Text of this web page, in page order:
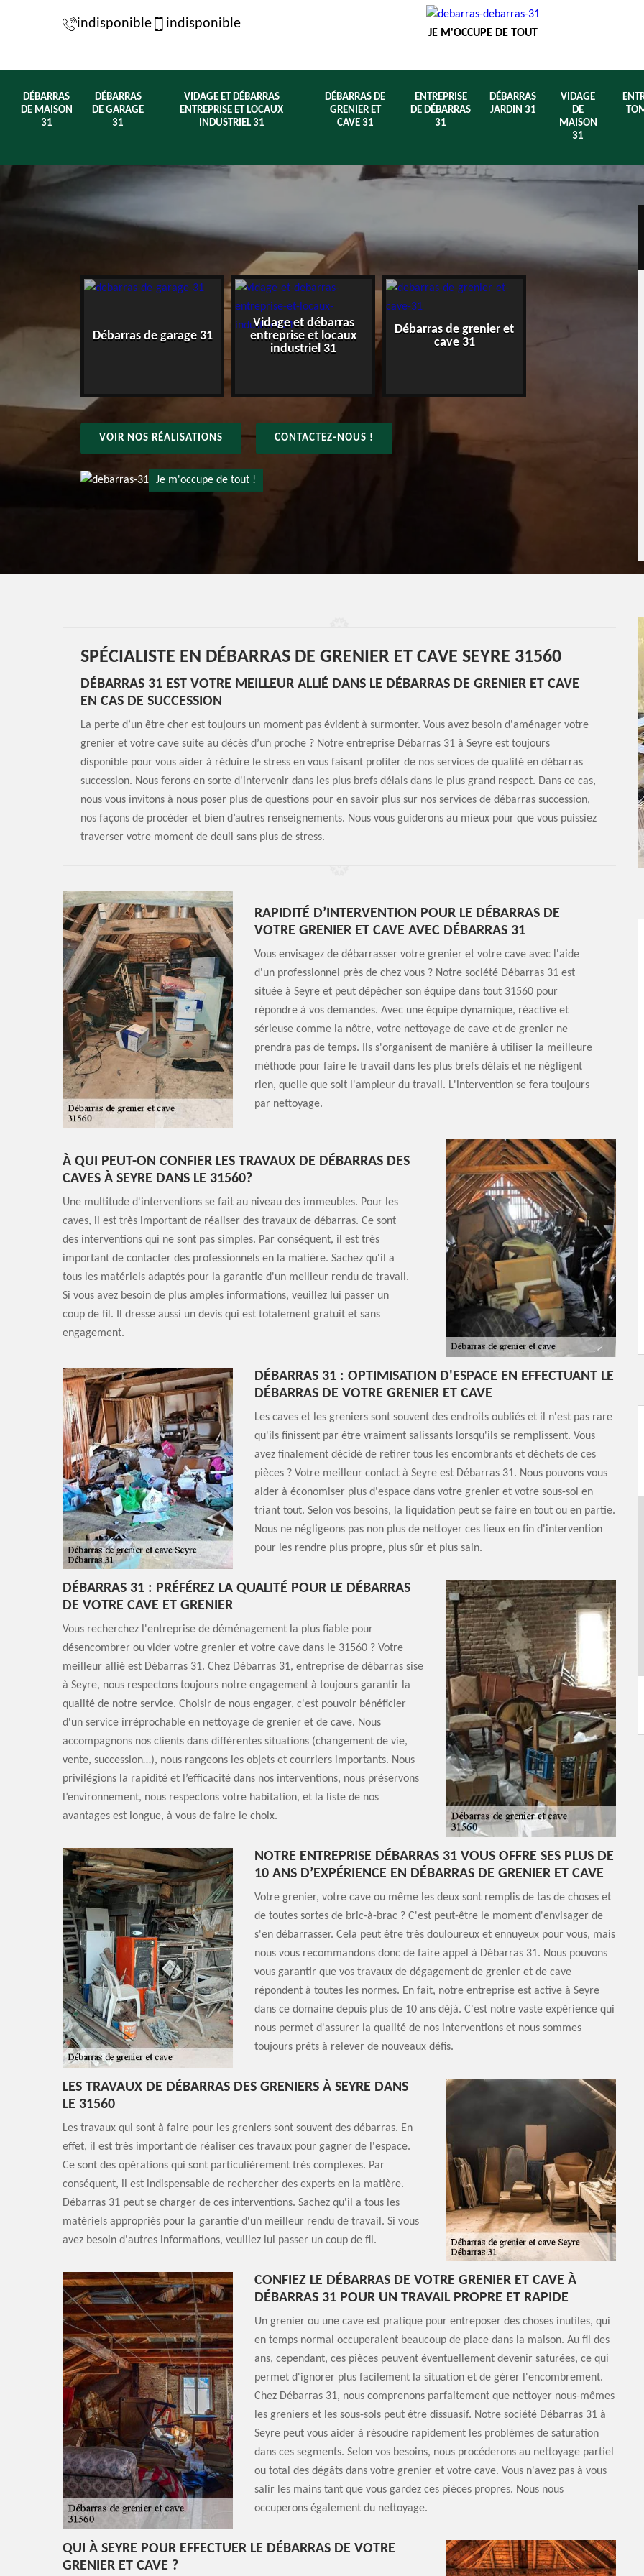
indisponible indisponible
JE M'OCCUPE DE TOUT
DÉBARRAS
DE MAISON
31
DÉBARRAS
DE GARAGE
31
VIDAGE ET DÉBARRAS
ENTREPRISE ET LOCAUX
INDUSTRIEL 31
DÉBARRAS DE
GRENIER ET
CAVE 31
ENTREPRISE
DE DÉBARRAS
31
DÉBARRAS
JARDIN 31
VIDAGE
DE
MAISON
31
maison 31 Débarras de garage 31
Vidage et débarras
entreprise et locaux
industriel 31
Débarras de grenier et
cave 31
Entreprise de
VOIR NOS RÉALISATIONS CONTACTEZ-NOUS !
Je m'occupe de tout !
SPÉCIALISTE EN DÉBARRAS DE GRENIER ET CAVE SEYRE 31560
DÉBARRAS 31 EST VOTRE MEILLEUR ALLIÉ DANS LE DÉBARRAS DE GRENIER ET CAVE
EN CAS DE SUCCESSION
La perte d’un être cher est toujours un moment pas évident à surmonter. Vous avez besoin d'aménager votre
grenier et votre cave suite au décès d’un proche ? Notre entreprise Débarras 31 à Seyre est toujours
disponible pour vous aider à réduire le stress en vous faisant profiter de nos services de qualité en débarras
succession. Nous ferons en sorte d'intervenir dans les plus brefs délais dans le plus grand respect. Dans ce cas,
nous vous invitons à nous poser plus de questions pour en savoir plus sur nos services de débarras succession,
nos façons de procéder et bien d’autres renseignements. Nous vous guiderons au mieux pour que vous puissiez
traverser votre moment de deuil sans plus de stress.
RAPIDITÉ D’INTERVENTION POUR LE DÉBARRAS DE
VOTRE GRENIER ET CAVE AVEC DÉBARRAS 31
Vous envisagez de débarrasser votre grenier et votre cave avec l'aide
d'un professionnel près de chez vous ? Notre société Débarras 31 est
située à Seyre et peut dépêcher son équipe dans tout 31560 pour
répondre à vos demandes. Avec une équipe dynamique, réactive et
sérieuse comme la nôtre, votre nettoyage de cave et de grenier ne
prendra pas de temps. Ils s'organisent de manière à utiliser la meilleure
méthode pour faire le travail dans les plus brefs délais et ne négligent
rien, quelle que soit l'ampleur du travail. L'intervention se fera toujours
par nettoyage.
À QUI PEUT-ON CONFIER LES TRAVAUX DE DÉBARRAS DES
CAVES À SEYRE DANS LE 31560?
Une multitude d'interventions se fait au niveau des immeubles. Pour les
caves, il est très important de réaliser des travaux de débarras. Ce sont
des interventions qui ne sont pas simples. Par conséquent, il est très
important de contacter des professionnels en la matière. Sachez qu'il a
tous les matériels adaptés pour la garantie d'un meilleur rendu de travail.
Si vous avez besoin de plus amples informations, veuillez lui passer un
coup de fil. Il dresse aussi un devis qui est totalement gratuit et sans
engagement.
DÉBARRAS 31 : OPTIMISATION D'ESPACE EN EFFECTUANT LE
DÉBARRAS DE VOTRE GRENIER ET CAVE
Les caves et les greniers sont souvent des endroits oubliés et il n'est pas rare
qu'ils finissent par être vraiment salissants lorsqu'ils se remplissent. Vous
avez finalement décidé de retirer tous les encombrants et déchets de ces
pièces ? Votre meilleur contact à Seyre est Débarras 31. Nous pouvons vous
aider à économiser plus d'espace dans votre grenier et votre sous-sol en
triant tout. Selon vos besoins, la liquidation peut se faire en tout ou en partie.
Nous ne négligeons pas non plus de nettoyer ces lieux en fin d'intervention
pour les rendre plus propre, plus sûr et plus sain.
DÉBARRAS 31 : PRÉFÉREZ LA QUALITÉ POUR LE DÉBARRAS
DE VOTRE CAVE ET GRENIER
Vous recherchez l'entreprise de déménagement la plus fiable pour
désencombrer ou vider votre grenier et votre cave dans le 31560 ? Votre
meilleur allié est Débarras 31. Chez Débarras 31, entreprise de débarras sise
à Seyre, nous respectons toujours notre engagement à toujours garantir la
qualité de notre service. Choisir de nous engager, c'est pouvoir bénéficier
d'un service irréprochable en nettoyage de grenier et de cave. Nous
accompagnons nos clients dans différentes situations (changement de vie,
vente, succession…), nous rangeons les objets et courriers importants. Nous
privilégions la rapidité et l’efficacité dans nos interventions, nous préservons
l’environnement, nous respectons votre habitation, et la liste de nos
avantages est longue, à vous de faire le choix.
NOTRE ENTREPRISE DÉBARRAS 31 VOUS OFFRE SES PLUS DE
10 ANS D’EXPÉRIENCE EN DÉBARRAS DE GRENIER ET CAVE
Votre grenier, votre cave ou même les deux sont remplis de tas de choses et
de toutes sortes de bric-à-brac ? C'est peut-être le moment d'envisager de
s'en débarrasser. Cela peut être très douloureux et ennuyeux pour vous, mais
nous vous recommandons donc de faire appel à Débarras 31. Nous pouvons
vous garantir que vos travaux de dégagement de grenier et de cave
répondent à toutes les normes. En fait, notre entreprise est active à Seyre
dans ce domaine depuis plus de 10 ans déjà. C'est notre vaste expérience qui
nous permet d'assurer la qualité de nos interventions et nous sommes
toujours prêts à relever de nouveaux défis.
LES TRAVAUX DE DÉBARRAS DES GRENIERS À SEYRE DANS
LE 31560
Les travaux qui sont à faire pour les greniers sont souvent des débarras. En
effet, il est très important de réaliser ces travaux pour gagner de l'espace.
Ce sont des opérations qui sont particulièrement très complexes. Par
conséquent, il est indispensable de rechercher des experts en la matière.
Débarras 31 peut se charger de ces interventions. Sachez qu'il a tous les
matériels appropriés pour la garantie d'un meilleur rendu de travail. Si vous
avez besoin d'autres informations, veuillez lui passer un coup de fil.
CONFIEZ LE DÉBARRAS DE VOTRE GRENIER ET CAVE À
DÉBARRAS 31 POUR UN TRAVAIL PROPRE ET RAPIDE
Un grenier ou une cave est pratique pour entreposer des choses inutiles, qui
en temps normal occuperaient beaucoup de place dans la maison. Au fil des
ans, cependant, ces pièces peuvent éventuellement devenir saturées, ce qui
permet d'ignorer plus facilement la situation et de gérer l'encombrement.
Chez Débarras 31, nous comprenons parfaitement que nettoyer nous-mêmes
les greniers et les sous-sols peut être dissuasif. Notre société Débarras 31 à
Seyre peut vous aider à résoudre rapidement les problèmes de saturation
dans ces segments. Selon vos besoins, nous procéderons au nettoyage partiel
ou total des dégâts dans votre grenier et votre cave. Vous n'avez pas à vous
salir les mains tant que vous gardez ces pièces propres. Nous nous
occuperons également du nettoyage.
QUI À SEYRE POUR EFFECTUER LE DÉBARRAS DE VOTRE
GRENIER ET CAVE ?